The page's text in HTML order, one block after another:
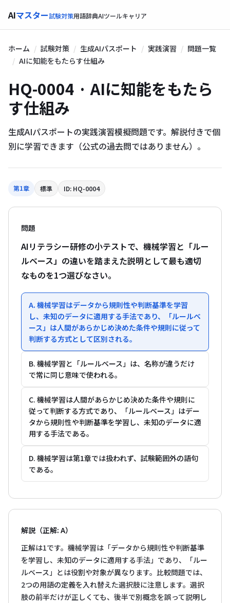
AIマスター試験対策用語辞典AIツールキャリア
ホーム 試験対策 生成AIパスポート 実践演習
問題一覧
AIに知能をもたらす仕組み
HQ-0004 · AIに知能をもたら
す仕組み
生成AIパスポートの実践演習模擬問題です。解説付きで個
別に学習できます（公式の過去問ではありません）。
第1章 標準 ID: HQ-0004
問題
AIリテラシー研修の小テストで、機械学習と「ルー
ルベース」の違いを踏まえた説明として最も適切
なものを1つ選びなさい。
A. 機械学習はデータから規則性や判断基準を学習
し、未知のデータに適用する手法であり、「ルールベ
ース」は人間があらかじめ決めた条件や規則に従って
判断する方式として区別される。
B. 機械学習と「ルールベース」は、名称が違うだけ
で常に同じ意味で使われる。
C. 機械学習は人間があらかじめ決めた条件や規則に
従って判断する方式であり、「ルールベース」はデー
タから規則性や判断基準を学習し、未知のデータに適
用する手法である。
D. 機械学習は第1章では扱われず、試験範囲外の語句
である。
解説（正解: A）
正解は1です。機械学習は「データから規則性や判断基準
を学習し、未知のデータに適用する手法」であり、「ルー
ルベース」とは役割や対象が異なります。比較問題では、
2つの用語の定義を入れ替えた選択肢に注意します。選択
肢の前半だけが正しくても、後半で別概念を誤って説明し